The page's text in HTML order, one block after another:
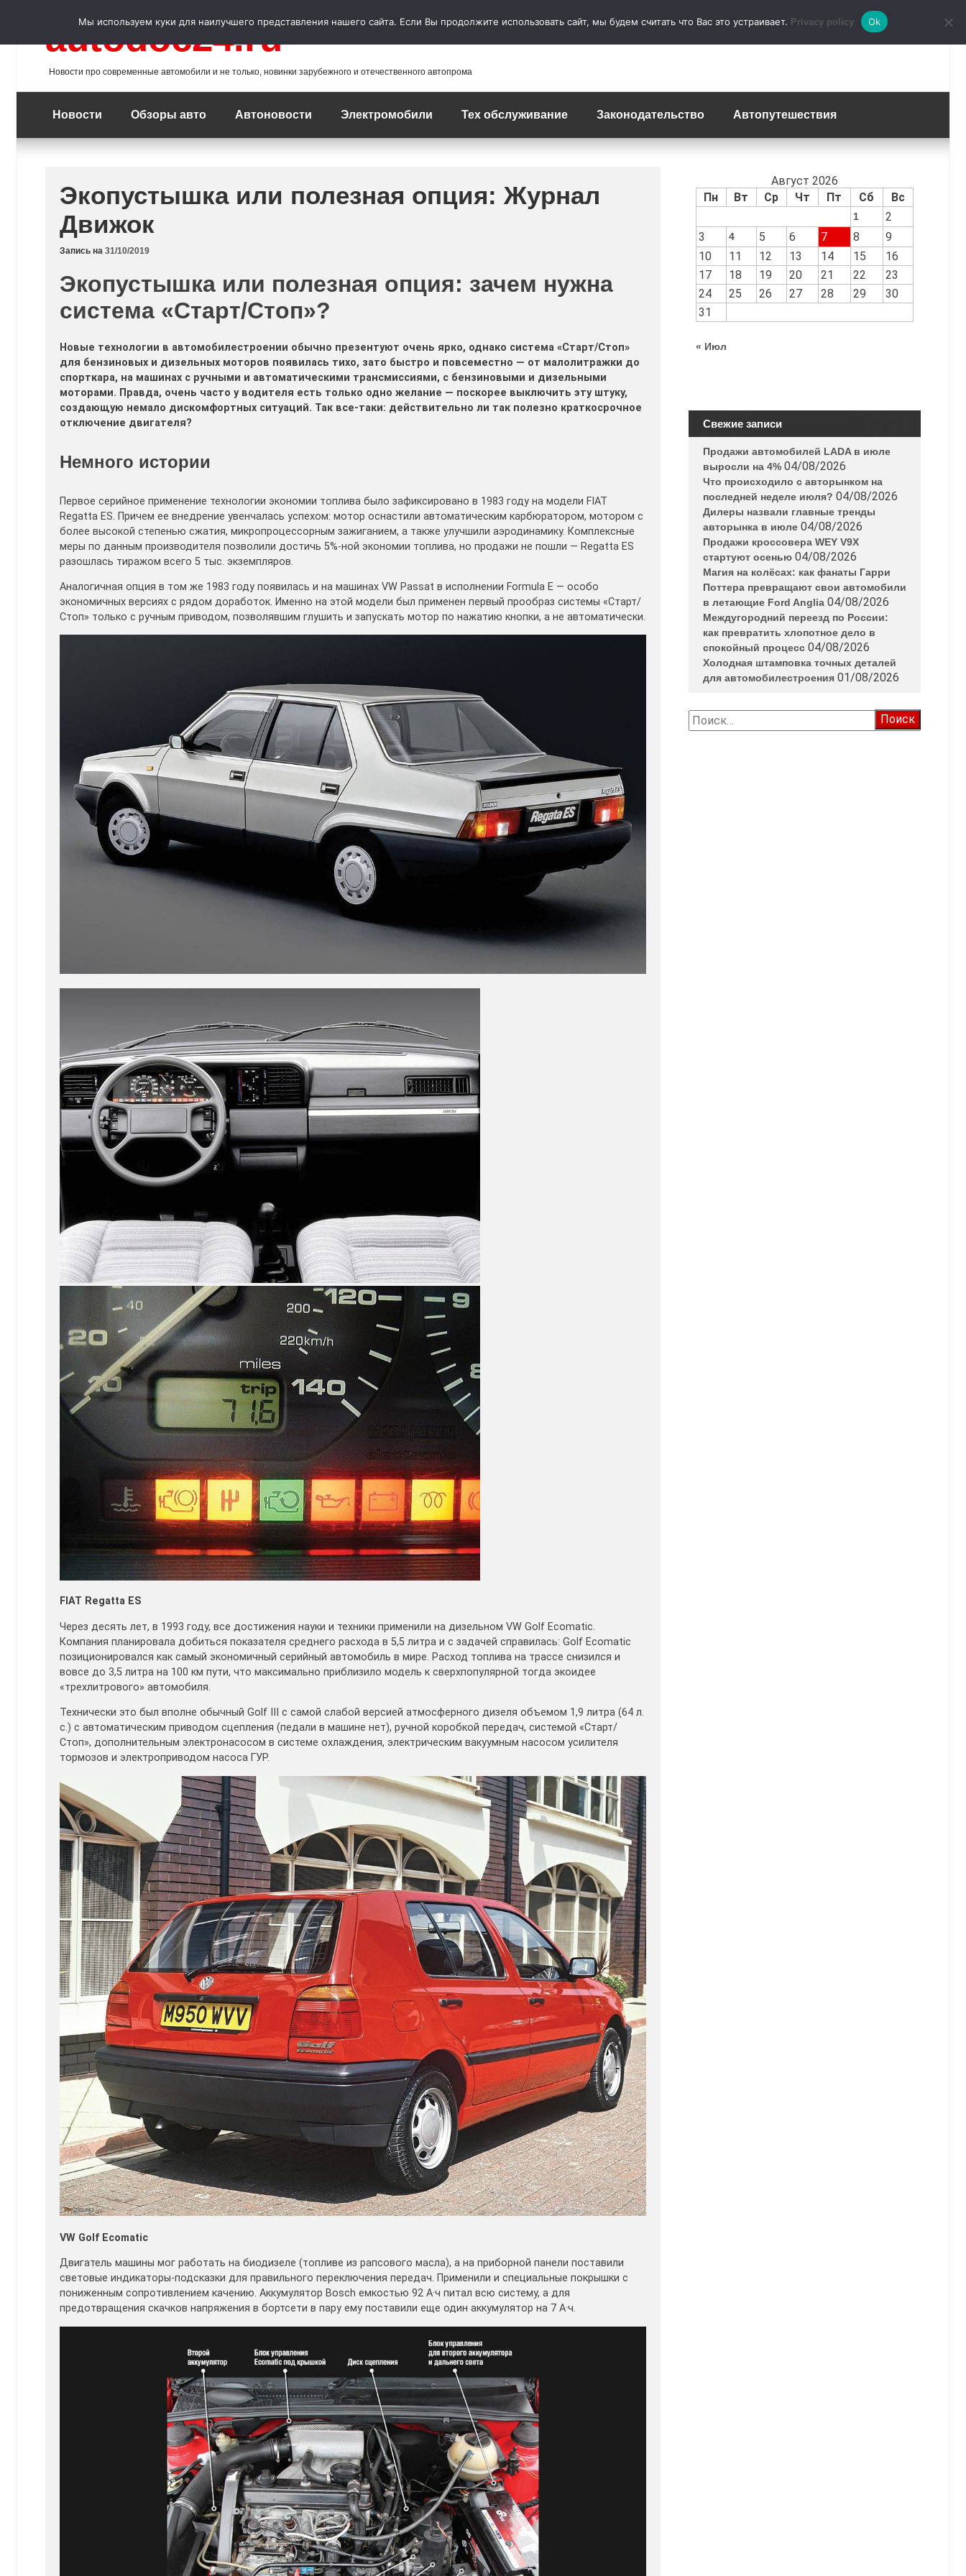
autodoc24.ru
Новости про современные автомобили и не только, новинки зарубежного и отечественного автопрома
Новости Обзоры авто Автоновости Электромобили Тех обслуживание Законодательство Автопутешествия
Экопустышка или полезная опция: Журнал
Движок
Запись на 31/10/2019
Экопустышка или полезная опция: зачем нужна
система «Старт/Стоп»?
Новые технологии в автомобилестроении обычно презентуют очень ярко, однако система «Старт/Стоп»
для бензиновых и дизельных моторов появилась тихо, зато быстро и повсеместно — от малолитражки до
спорткара, на машинах с ручными и автоматическими трансмиссиями, с бензиновыми и дизельными
моторами. Правда, очень часто у водителя есть только одно желание — поскорее выключить эту штуку,
создающую немало дискомфортных ситуаций. Так все-таки: действительно ли так полезно краткосрочное
отключение двигателя?
Немного истории
Первое серийное применение технологии экономии топлива было зафиксировано в 1983 году на модели FIAT
Regatta ES. Причем ее внедрение увенчалась успехом: мотор оснастили автоматическим карбюратором, мотором с
более высокой степенью сжатия, микропроцессорным зажиганием, а также улучшили аэродинамику. Комплексные
меры по данным производителя позволили достичь 5%-ной экономии топлива, но продажи не пошли — Regatta ES
разошлась тиражом всего 5 тыс. экземпляров.
Аналогичная опция в том же 1983 году появилась и на машинах VW Passat в исполнении Formula E — особо
экономичных версиях с рядом доработок. Именно на этой модели был применен первый прообраз системы «Старт/
Стоп» только с ручным приводом, позволявшим глушить и запускать мотор по нажатию кнопки, а не автоматически.
FIAT Regatta ES
Через десять лет, в 1993 году, все достижения науки и техники применили на дизельном VW Golf Ecomatic.
Компания планировала добиться показателя среднего расхода в 5,5 литра и с задачей справилась: Golf Ecomatic
позиционировался как самый экономичный серийный автомобиль в мире. Расход топлива на трассе снизился и
вовсе до 3,5 литра на 100 км пути, что максимально приблизило модель к сверхпопулярной тогда экоидее
«трехлитрового» автомобиля.
Технически это был вполне обычный Golf III с самой слабой версией атмосферного дизеля объемом 1,9 литра (64 л.
с.) с автоматическим приводом сцепления (педали в машине нет), ручной коробкой передач, системой «Старт/
Стоп», дополнительным электронасосом в системе охлаждения, электрическим вакуумным насосом усилителя
тормозов и электроприводом насоса ГУР.
VW Golf Ecomatic
Двигатель машины мог работать на биодизеле (топливе из рапсового масла), а на приборной панели поставили
световые индикаторы-подсказки для правильного переключения передач. Применили и специальные покрышки с
пониженным сопротивлением качению. Аккумулятор Bosch емкостью 92 А·ч питал всю систему, а для
предотвращения скачков напряжения в бортсети в пару ему поставили еще один аккумулятор на 7 А·ч.
Август 2026
Пн
Вт Ср Чт Пт Сб Вс
1
2
3
4 5 6 7 8
9
10
11 12 13 14 15
16
17
18 19 20 21 22
23
24
25 26 27 28 29
30
31
« Июл
Свежие записи
Продажи автомобилей LADA в июле
выросли на 4% 04/08/2026
Что происходило с авторынком на
последней неделе июля? 04/08/2026
Дилеры назвали главные тренды
авторынка в июле 04/08/2026
Продажи кроссовера WEY V9X
стартуют осенью 04/08/2026
Магия на колёсах: как фанаты Гарри
Поттера превращают свои автомобили
в летающие Ford Anglia 04/08/2026
Междугородний переезд по России:
как превратить хлопотное дело в
спокойный процесс 04/08/2026
Холодная штамповка точных деталей
для автомобилестроения 01/08/2026
Найти:
Мы используем куки для наилучшего представления нашего сайта. Если Вы продолжите использовать сайт, мы будем считать что Вас это устраивает. Privacy policy Ok